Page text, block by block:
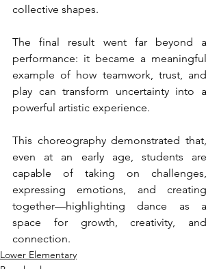
collective shapes.
The final result went far beyond a
performance: it became a meaningful
example of how teamwork, trust, and
play can transform uncertainty into a
powerful artistic experience.
This choreography demonstrated that,
even at an early age, students are
capable of taking on challenges,
expressing emotions, and creating
together—highlighting dance as a
space for growth, creativity, and
connection.
Lower Elementary